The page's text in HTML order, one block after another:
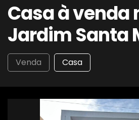
Casa à venda
Jardim Santa
Venda Casa